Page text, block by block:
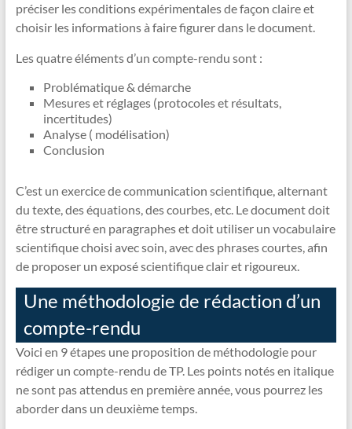
préciser les conditions expérimentales de façon claire et
choisir les informations à faire figurer dans le document.
Les quatre éléments d’un compte-rendu sont :
Problématique & démarche
Mesures et réglages (protocoles et résultats,
incertitudes)
Analyse ( modélisation)
Conclusion
C’est un exercice de communication scientifique, alternant
du texte, des équations, des courbes, etc. Le document doit
être structuré en paragraphes et doit utiliser un vocabulaire
scientifique choisi avec soin, avec des phrases courtes, afin
de proposer un exposé scientifique clair et rigoureux.
Une méthodologie de rédaction d’un
compte-rendu
Voici en 9 étapes une proposition de méthodologie pour
rédiger un compte-rendu de TP. Les points notés en italique
ne sont pas attendus en première année, vous pourrez les
aborder dans un deuxième temps.